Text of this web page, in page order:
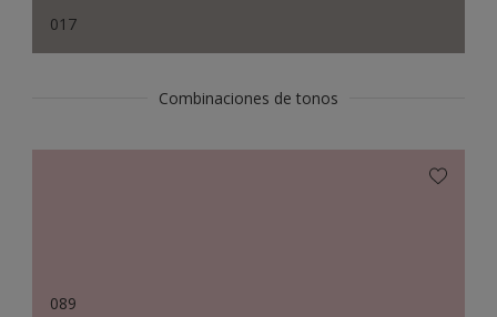
017
Combinaciones de tonos
089